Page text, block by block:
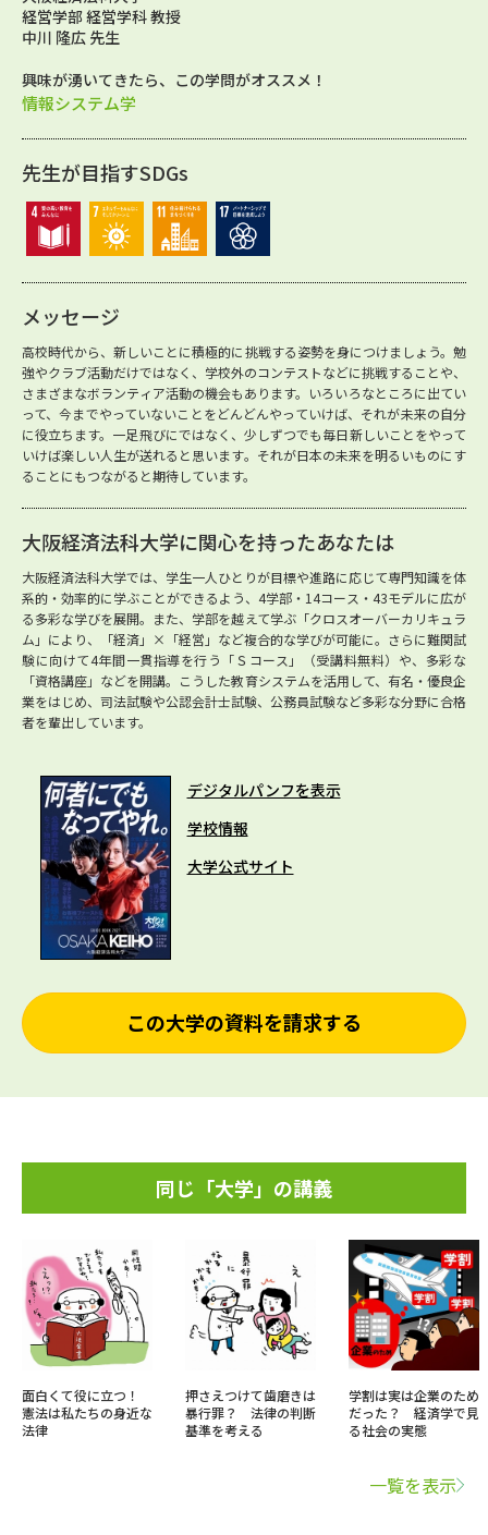
経営学部 経営学科 教授
中川 隆広 先生
興味が湧いてきたら、この学問がオススメ！
情報システム学
先生が目指すSDGs
メッセージ
高校時代から、新しいことに積極的に挑戦する姿勢を身につけましょう。勉
強やクラブ活動だけではなく、学校外のコンテストなどに挑戦することや、
さまざまなボランティア活動の機会もあります。いろいろなところに出てい
って、今までやっていないことをどんどんやっていけば、それが未来の自分
に役立ちます。一足飛びにではなく、少しずつでも毎日新しいことをやって
いけば楽しい人生が送れると思います。それが日本の未来を明るいものにす
ることにもつながると期待しています。
大阪経済法科大学に関心を持ったあなたは
大阪経済法科大学では、学生一人ひとりが目標や進路に応じて専門知識を体
系的・効率的に学ぶことができるよう、4学部・14コース・43モデルに広が
る多彩な学びを展開。また、学部を越えて学ぶ「クロスオーバーカリキュラ
ム」により、「経済」×「経営」など複合的な学びが可能に。さらに難関試
験に向けて4年間一貫指導を行う「Ｓコース」（受講料無料）や、多彩な
「資格講座」などを開講。こうした教育システムを活用して、有名・優良企
業をはじめ、司法試験や公認会計士試験、公務員試験など多彩な分野に合格
者を輩出しています。
デジタルパンフを表示
学校情報
大学公式サイト
この大学の資料を請求する
同じ「大学」の講義
面白くて役に立つ！
憲法は私たちの身近な
法律
押さえつけて歯磨きは
暴行罪？ 法律の判断
基準を考える
学割は実は企業のため
だった？ 経済学で見
る社会の実態
一覧を表示